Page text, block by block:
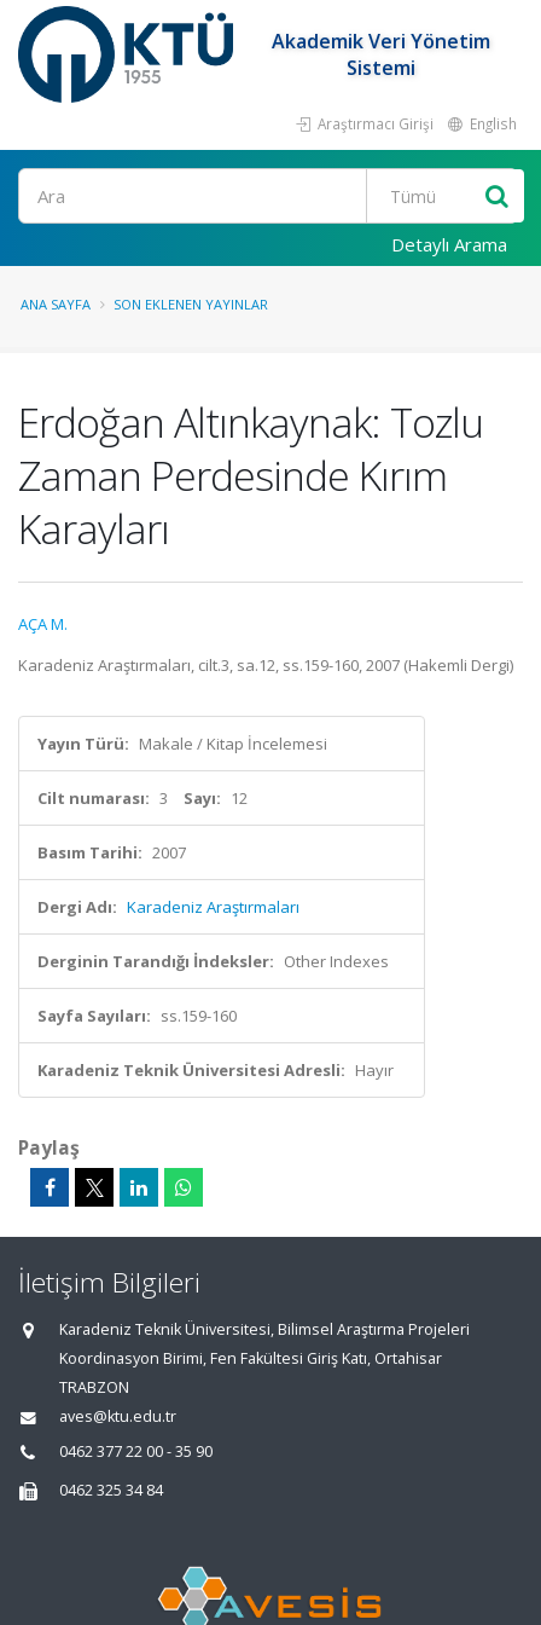
Akademik Veri Yönetim
Sistemi
Araştırmacı Girişi English
Ara
Detaylı Arama
ANA SAYFA SON EKLENEN YAYINLAR
Erdoğan Altınkaynak: Tozlu
Zaman Perdesinde Kırım
Karayları
AÇA M.
Karadeniz Araştırmaları, cilt.3, sa.12, ss.159-160, 2007 (Hakemli Dergi)
Yayın Türü: Makale / Kitap İncelemesi
Cilt numarası: 3 Sayı: 12
Basım Tarihi: 2007
Dergi Adı: Karadeniz Araştırmaları
Derginin Tarandığı İndeksler: Other Indexes
Sayfa Sayıları: ss.159-160
Karadeniz Teknik Üniversitesi Adresli: Hayır
Paylaş
İletişim Bilgileri
Karadeniz Teknik Üniversitesi, Bilimsel Araştırma Projeleri
Koordinasyon Birimi, Fen Fakültesi Giriş Katı, Ortahisar
TRABZON
aves@ktu.edu.tr
0462 377 22 00 - 35 90
0462 325 34 84